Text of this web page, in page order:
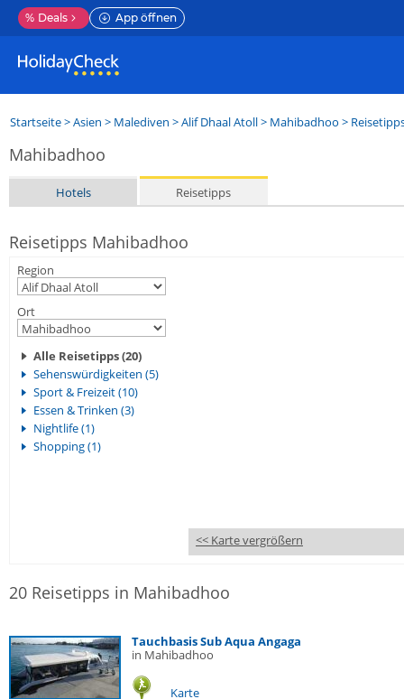
% Deals App öffnen
Startseite>Asien > Malediven >Alif Dhaal Atoll> Mahibadhoo >
Mahibadhoo
Hotels Reisetipps
Reisetipps Mahibadhoo
Region
Ort
Alle Reisetipps (20)
Sehenswürdigkeiten (5)
Sport & Freizeit (10)
Essen & Trinken (3)
Nightlife (1)
Shopping (1)
<< Karte vergrößern
20 Reisetipps in Mahibadhoo
Tauchbasis Sub Aqua Angaga
in Mahibadhoo
Karte